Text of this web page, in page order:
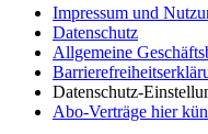
Impressum und
Datenschutz
Allgemeine
Datenschutz-
Abo-Verträge hier